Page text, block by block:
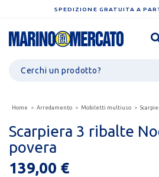
SPEDIZIONE GRATUITA A
Home Arredamento Mobiletti multiuso
Scarpiera 3 ribalte
povera
139,00 €